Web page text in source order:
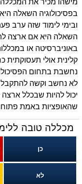
בפסיכולוגיה השאלה
ובימי לימוד שזה ערב
השאלה היא אם ארצה
באוניברסיטה או
קלינית אולי תעסוקתית
לא נחשב וקשה להתקבל
יכול להיות שבכלל
שהאופציות באמת פתוחות
מכללה טובה
כן
לא